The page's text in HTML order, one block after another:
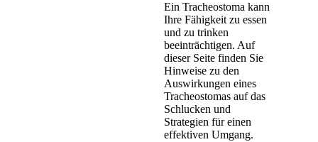
Ein Tracheostoma kann
Ihre Fähigkeit zu essen
und zu trinken
beeinträchtigen. Auf
dieser Seite finden Sie
Hinweise zu den
Auswirkungen eines
Tracheostomas auf das
Schlucken und
Strategien für einen
effektiven Umgang.